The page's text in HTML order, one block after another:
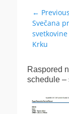
objava
← Previous
Previous
post:
Svečana
Krku
Raspored
schedule –